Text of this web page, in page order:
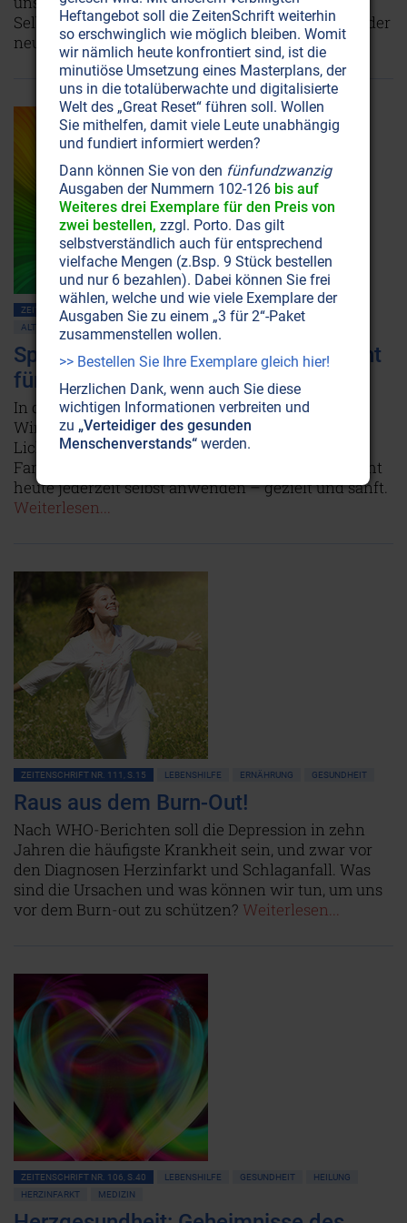
Selbstheilung. Dabei helfen uns die Erkenntnisse der
neuen Holistischen Psychologie.Weiterlesen...
ZEITENSCHRIFT NR. 112, S.13 GESUNDHEIT
MEDIZIN
ALTERNATIVE WISSENSCHAFT
SpektroChrom-Therapie: Grünes Licht
für Farbenlicht!
In der Natur haben Farben ganz spezifische
Wirkungen. Noch viel stärker beeinflusst farbiges
Licht Körper und Gemüt. Dank therapeutischer
Farbbrillen kann man die uralte Heilkunst mit Licht
heute jederzeit selbst anwenden – gezielt und sanft.
Weiterlesen...
ZEITENSCHRIFT NR. 111, S.15 LEBENSHILFE ERNÄHRUNG GESUNDHEIT
Raus aus dem Burn-Out!
Nach WHO-Berichten soll die Depression in zehn
Jahren die häufigste Krankheit sein, und zwar vor
den Diagnosen Herzinfarkt und Schlaganfall. Was
sind die Ursachen und was können wir tun, um uns
vor dem Burn-out zu schützen? Weiterlesen...
ZEITENSCHRIFT NR. 106, S.40 LEBENSHILFE GESUNDHEIT
HEILUNG
HERZINFARKT
MEDIZIN
Heftangebot soll die ZeitenSchrift weiterhin
so erschwinglich wie möglich bleiben. Womit
wir nämlich heute konfrontiert sind, ist die
minutiöse Umsetzung eines Masterplans, der
uns in die totalüberwachte und digitalisierte
Welt des „Great Reset“ führen soll. Wollen
Sie mithelfen, damit viele Leute unabhängig
und fundiert informiert werden?
Dann können Sie von den fünfundzwanzig
Ausgaben der Nummern 102-126 bis auf
Weiteres drei Exemplare für den Preis von
zwei bestellen, zzgl. Porto. Das gilt
selbstverständlich auch für entsprechend
vielfache Mengen (z.Bsp. 9 Stück bestellen
und nur 6 bezahlen). Dabei können Sie frei
wählen, welche und wie viele Exemplare der
Ausgaben Sie zu einem „3 für 2“-Paket
zusammenstellen wollen.
>> Bestellen Sie Ihre Exemplare gleich hier!
Herzlichen Dank, wenn auch Sie diese
wichtigen Informationen verbreiten und
zu „Verteidiger des gesunden
Menschenverstands“ werden.